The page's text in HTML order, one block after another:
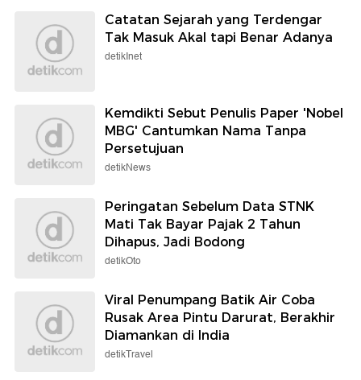
Catatan Sejarah yang Terdengar
Tak Masuk Akal tapi Benar Adanya
detikInet
Kemdikti Sebut Penulis Paper 'Nobel
MBG' Cantumkan Nama Tanpa
Persetujuan
detikNews
Peringatan Sebelum Data STNK
Mati Tak Bayar Pajak 2 Tahun
Dihapus, Jadi Bodong
detikOto
Viral Penumpang Batik Air Coba
Rusak Area Pintu Darurat, Berakhir
Diamankan di India
detikTravel